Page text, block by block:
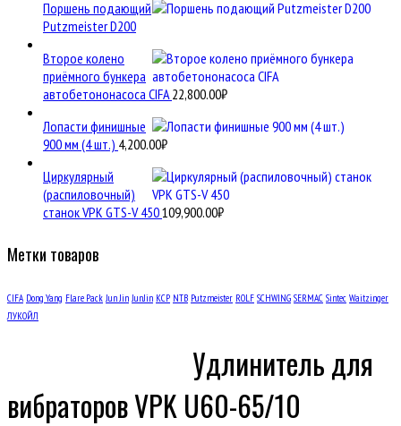
Поршень подающий
Putzmeister D200
Второе колено
приёмного бункера
автобетононасоса CIFA 22,800.00₽
Лопасти финишные
900 мм (4 шт.) 4,200.00₽
Циркулярный
(распиловочный)
станок VPK GTS-V 450109,900.00₽
Метки товаров
CIFA Dong Yang Flare Pack Jun Jin JunJin KCP NTB Putzmeister ROLF SCHWING SERMAC Sintec Waitzinger
ЛУКОЙЛ
Удлинитель для
вибраторов VPK U60-65/10